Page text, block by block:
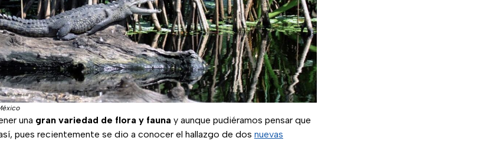
una gran variedad de flora y fauna y aunque pudiéramos pensar que
pues recientemente se dio a conocer el hallazgo de dos nuevas